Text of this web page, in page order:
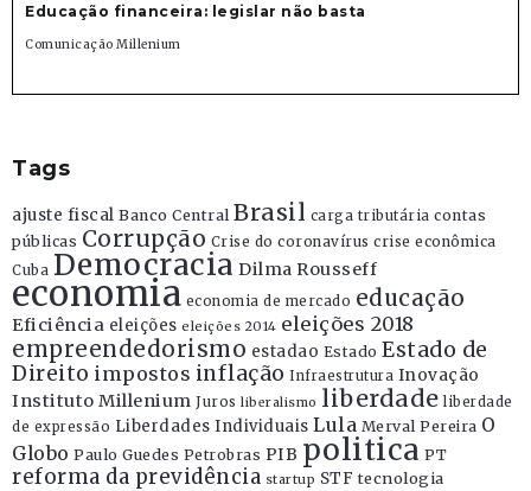
Educação financeira: legislar não basta
Comunicação Millenium
Tags
ajuste fiscal Banco Central Brasil carga tributária contas
públicas Corrupção Crise do coronavírus crise econômica
Cuba Democracia Dilma Rousseff
economia economia de mercado educação
Eficiência eleições eleições 2014 eleições 2018
empreendedorismo estadao Estado Estado de
Direito impostos inflação Infraestrutura Inovação
Instituto Millenium Juros liberalismo liberdade liberdade
de expressão Liberdades Individuais Lula Merval Pereira O
Globo Paulo Guedes Petrobras PIB politica PT
reforma da previdência startup STF tecnologia